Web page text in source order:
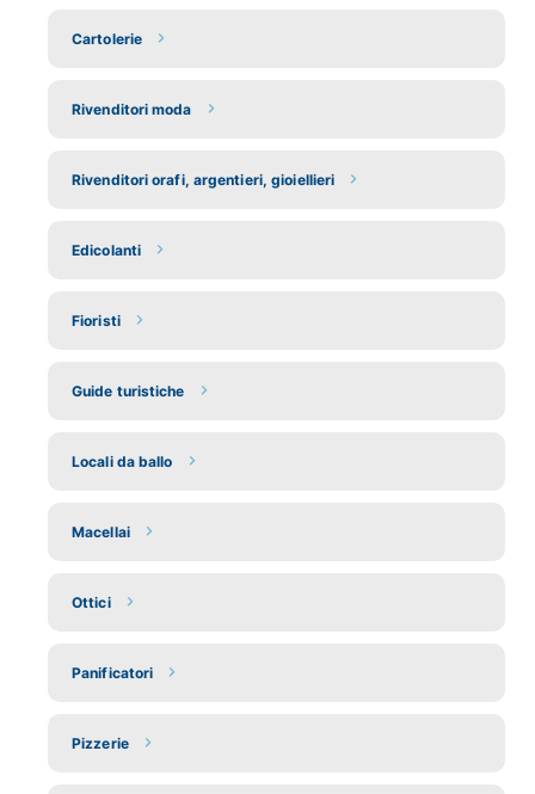
Cartolerie
Rivenditori moda
Rivenditori orafi, argentieri, gioiellieri
Edicolanti
Fioristi
Guide turistiche
Locali da ballo
Macellai
Ottici
Panificatori
Pizzerie